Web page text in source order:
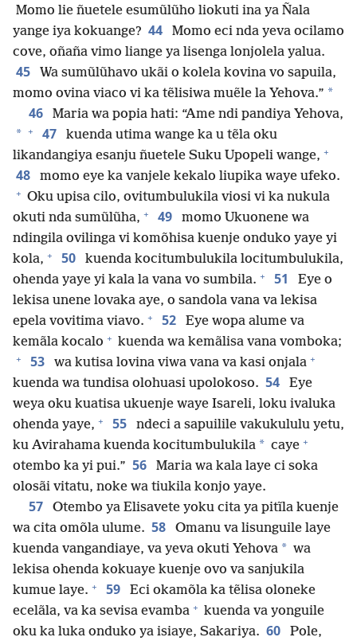
Momo lie ñuetele esumũlũho liokuti ina ya Ñala
yange iya kokuange? 44
Momo eci nda yeva ocilamo
cove, oñaña vimo liange ya lisenga lonjolela yalua.
45
Wa sumũlũhavo ukãi o kolela kovina vo sapuila,
momo ovina viaco vi ka tẽlisiwa muẽle la Yehova.” *
46 Maria wa popia hati: “Ame ndi pandiya Yehova,
* + 47
kuenda utima wange ka u tẽla oku
likandangiya esanju ñuetele Suku Upopeli wange, +
48 momo eye ka vanjele kekalo liupika waye ufeko.
+ Oku upisa cilo, ovitumbulukila viosi vi ka nukula
okuti nda sumũlũha, + 49
momo Ukuonene wa
ndingila ovilinga vi komõhisa kuenje onduko yaye yi
kola, + 50
kuenda kocitumbulukila locitumbulukila,
ohenda yaye yi kala la vana vo sumbila. + 51
Eye o
lekisa unene lovaka aye, o sandola vana va lekisa
epela vovitima viavo. + 52
Eye wopa alume va
kemãla kocalo + kuenda wa kemãlisa vana vomboka;
+ 53 wa kutisa lovina viwa vana va kasi onjala +
kuenda wa tundisa olohuasi upolokoso. 54
Eye
weya oku kuatisa ukuenje waye Isareli, loku ivaluka
ohenda yaye, + 55
ndeci a sapuilile vakukululu yetu,
ku Avirahama kuenda kocitumbulukila * caye +
otembo ka yi pui.” 56
Maria wa kala laye ci soka
olosãi vitatu, noke wa tiukila konjo yaye.
57
Otembo ya Elisavete yoku cita ya pitĩla kuenje
wa cita omõla ulume. 58
Omanu va lisunguile laye
kuenda vangandiaye, va yeva okuti Yehova * wa
lekisa ohenda kokuaye kuenje ovo va sanjukila
kumue laye. + 59
Eci okamõla ka tẽlisa oloneke
ecelãla, va ka sevisa evamba + kuenda va yonguile
oku ka luka onduko ya isiaye, Sakariya. 60
Pole,